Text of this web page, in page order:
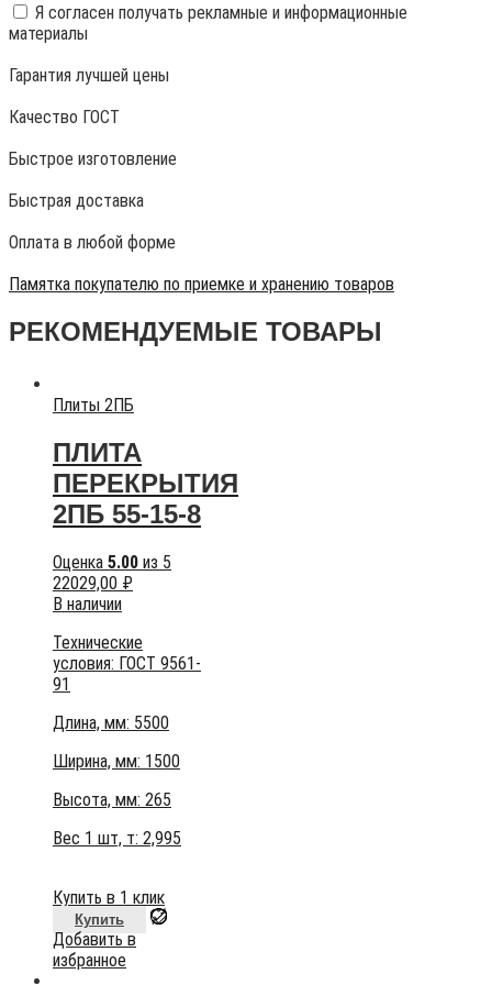
Я согласен получать рекламные и информационные
материалы
Гарантия лучшей цены
Качество ГОСТ
Быстрое изготовление
Быстрая доставка
Оплата в любой форме
Памятка покупателю по приемке и хранению товаров
РЕКОМЕНДУЕМЫЕ ТОВАРЫ
Плиты 2ПБ
ПЛИТА
ПЕРЕКРЫТИЯ
2ПБ 55-15-8
Оценка 5.00 из 5
22029,00 ₽
В наличии
Технические
условия: ГОСТ 9561-
91
Длина, мм: 5500
Ширина, мм: 1500
Высота, мм: 265
Вес 1 шт, т: 2,995
Купить в 1 клик
Купить
Добавить в
избранное